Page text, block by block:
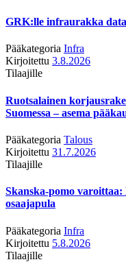
GRK:lle infraurakka
Pääkategoria Infra
Kirjoitettu 3.8.2026
Tilaajille
Ruotsalainen
Suomessa – asema
Pääkategoria Talous
Kirjoitettu 31.7.2026
Tilaajille
Skanska-pomo
osaajapula
Pääkategoria Infra
Kirjoitettu 5.8.2026
Tilaajille